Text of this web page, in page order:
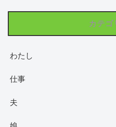
カテゴ
わたし
仕事
夫